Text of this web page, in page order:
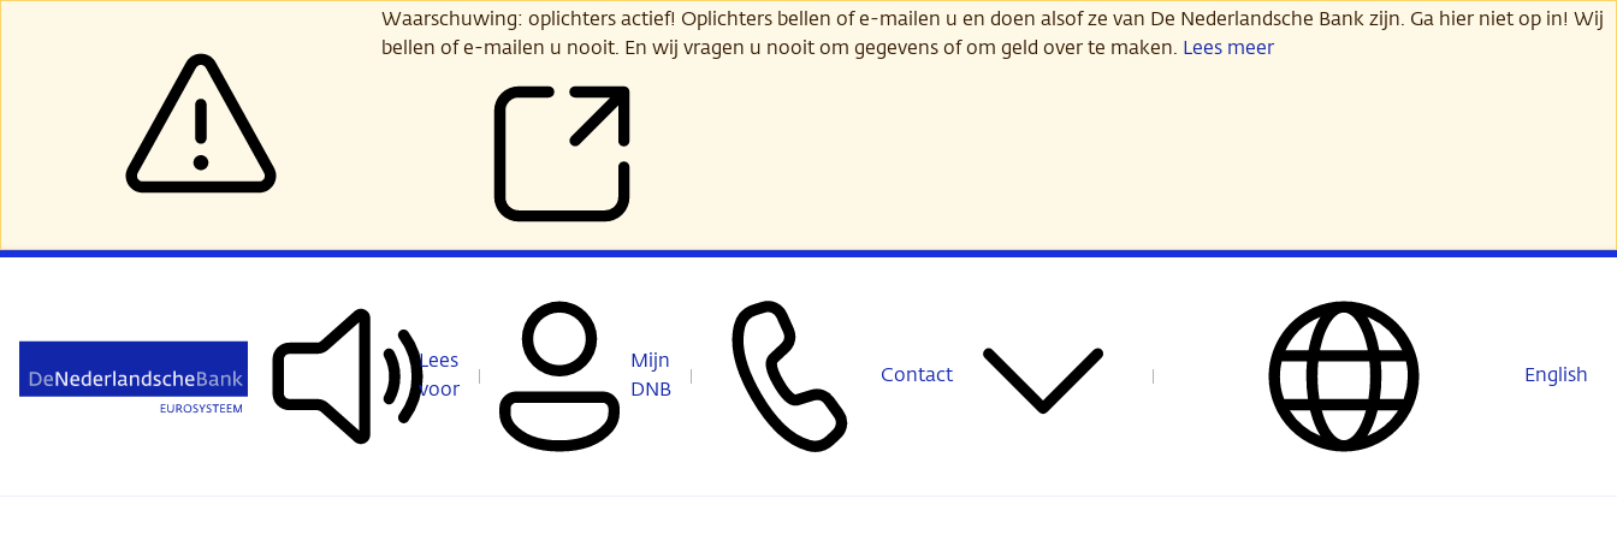
Waarschuwing: oplichters actief! Oplichters bellen of e-mailen u en doen alsof ze van De Nederlandsche Bank zijn. Ga hier niet op in! Wij
bellen of e-mailen u nooit. En wij vragen u nooit om gegevens of om geld over te maken. Lees meer
Lees
voor
Mijn
DNB
Contact English